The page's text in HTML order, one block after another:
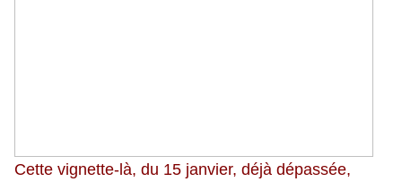
Cette vignette-là, du 15 janvier, déjà dépassée,